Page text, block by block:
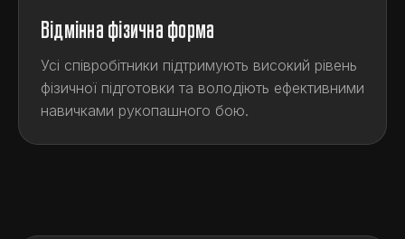
Відмінна фізична форма
Усі співробітники підтримують високий рівень
фізичної підготовки та володіють ефективними
навичками рукопашного бою.